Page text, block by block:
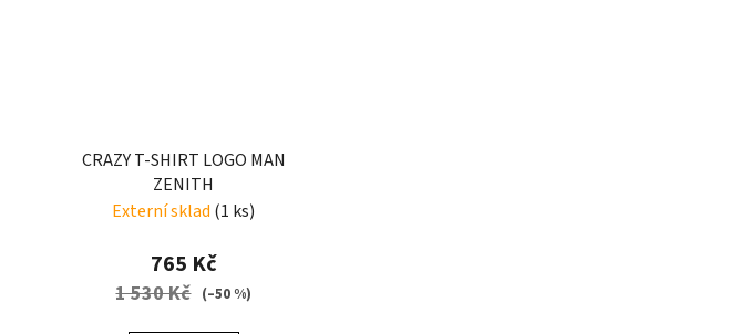
CRAZY T-SHIRT LOGO MAN
ZENITH
Externí sklad (1 ks)
765 Kč
1 530 Kč (–50 %)